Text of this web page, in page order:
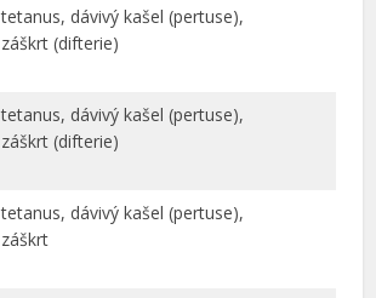
tetanus, dávivý kašel (pertuse),
záškrt (difterie)
tetanus, dávivý kašel (pertuse),
záškrt (difterie)
tetanus, dávivý kašel (pertuse),
záškrt